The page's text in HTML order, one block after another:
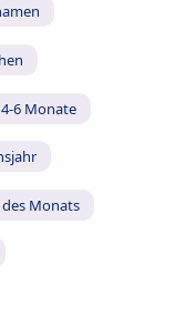
4-6 Monate
Monats